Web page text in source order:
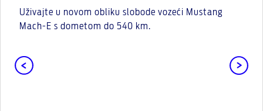
Uživajte u novom obliku slobode vozeći Mustang
Mach-E s dometom do 540 km.